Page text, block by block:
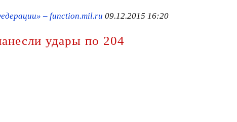
– function.mil.ru 09.12.2015 16:20
удары по 204